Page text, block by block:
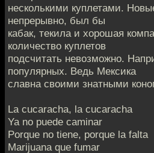
несколькими куплетами.
непрерывно, был бы
кабак, текила и хорошая
количество куплетов
подсчитать невозможно.
популярных. Ведь Мексика
славна своими знатными
La cucaracha, la cucaracha
Ya no puede caminar
Porque no tiene, porque la falta
Marijuana que fumar